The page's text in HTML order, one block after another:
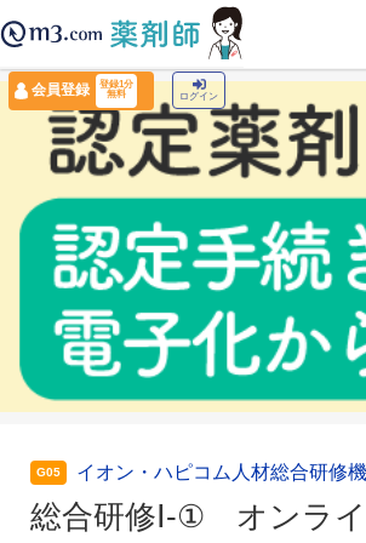
会員登録
登録1分
無料
ログイン
› 総合研修Ⅰ-① オンライ
G05 イオン・ハピコム人材総合研修
総合研修Ⅰ-① オンラ